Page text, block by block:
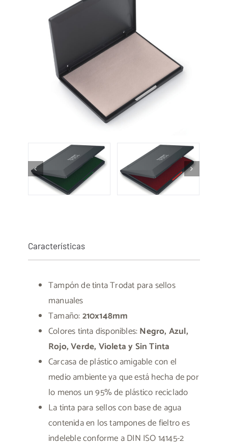
Características
Tampón de tinta Trodat para sellos
manuales
Tamaño:210x148mm
Colores tinta disponibles:Negro, Azul,
Rojo, Verde, Violeta y Sin Tinta
Carcasa de plástico amigable con el
medio ambiente ya que está hecha de por
lo menos un 95% de plástico reciclado
La tinta para sellos con base de agua
contenida en los tampones de fieltro es
indeleble conforme a DIN ISO 14145-2